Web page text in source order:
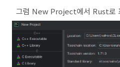
그럼 New Project에서 Rust로